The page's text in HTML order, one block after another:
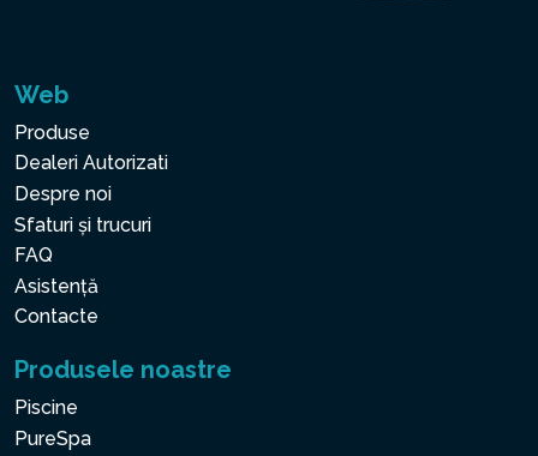
Web
Produse
Dealeri Autorizati
Despre noi
Sfaturi și trucuri
FAQ
Asistență
Contacte
Produsele noastre
Piscine
PureSpa